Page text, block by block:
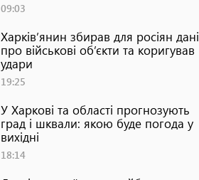
09:03
Харків’янин збирав для росіян дані
про військові об’єкти та коригував
удари
19:25
У Харкові та області прогнозують
град і шквали: якою буде погода у
вихідні
18:14